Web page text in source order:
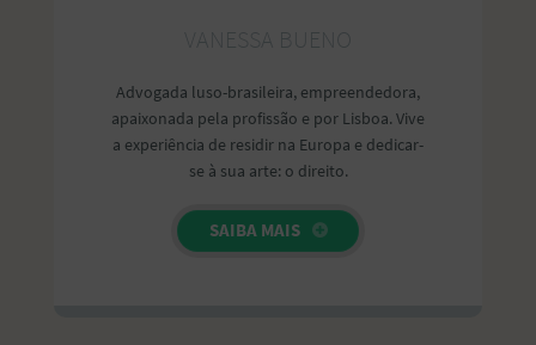
Advogada luso-brasileira, empreendedora,
apaixonada pela profissão e por Lisboa. Vive
a experiência de residir na Europa e dedicar-
se à sua arte: o direito.
SAIBA MAIS